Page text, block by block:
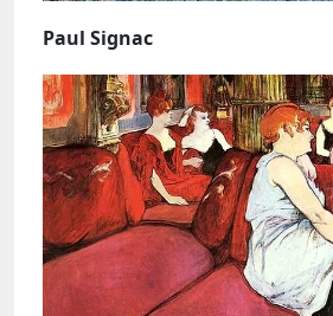
Paul Signac